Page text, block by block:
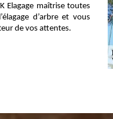
Elagage maîtrise toutes
d’arbre et vous
de vos attentes.